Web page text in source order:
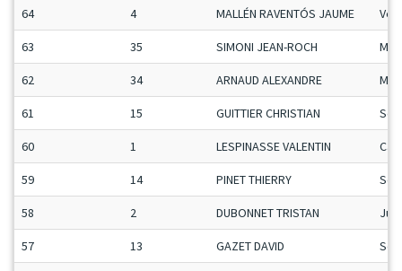
64 4 MALLÉN RAVENTÓS JAUME Vet
63 35 SIMONI JEAN-ROCH
62 34 ARNAUD ALEXANDRE
61 15 GUITTIER CHRISTIAN
60 1 LESPINASSE VALENTIN Ca-
59 14 PINET THIERRY
58 2 DUBONNET TRISTAN Ju-
57 13 GAZET DAVID